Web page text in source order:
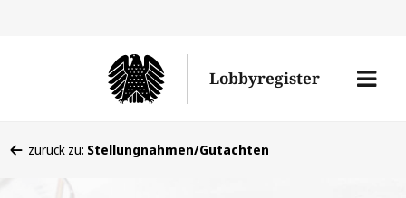
Lobbyregister
Menü
befinden
zurück zu: Stellungnahmen/Gutachten